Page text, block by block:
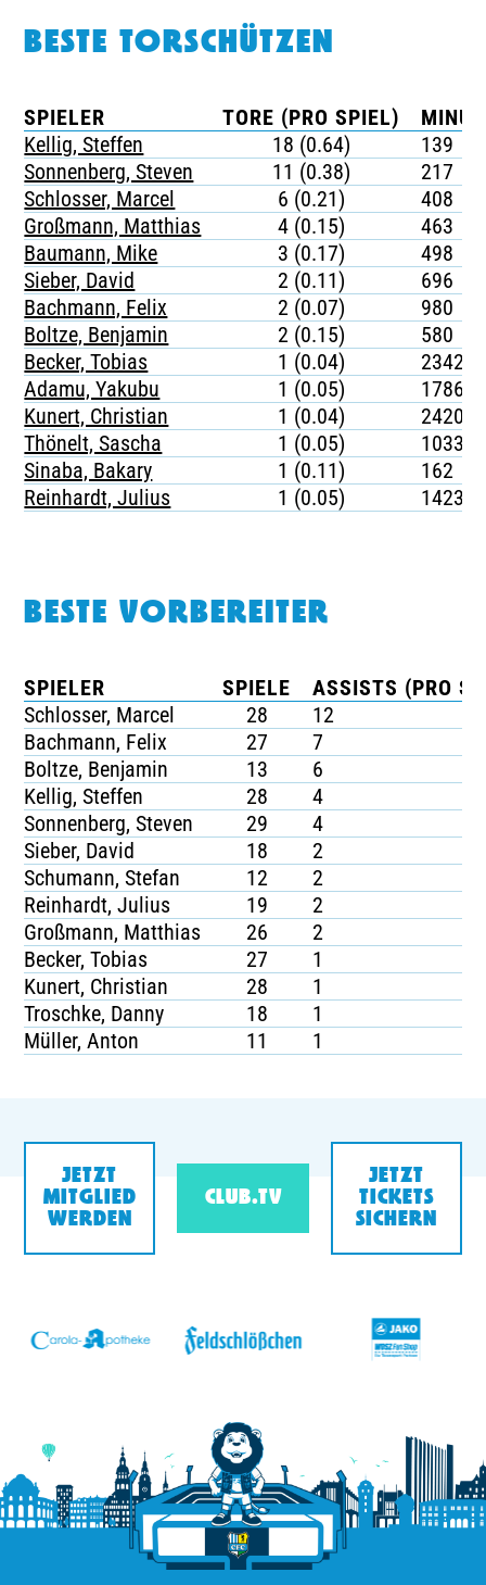
BESTE TORSCHÜTZEN
SPIELER TORE (PRO SPIEL)
Kellig, Steffen
18 (0.64)
139
Sonnenberg, Steven
11 (0.38)
217
Schlosser, Marcel
6 (0.21)
408
Großmann, Matthias
4 (0.15)
463
Baumann, Mike
3 (0.17)
498
Sieber, David
2 (0.11)
696
Bachmann, Felix
2 (0.07)
980
Boltze, Benjamin
2 (0.15)
580
Becker, Tobias
1 (0.04)
2342
Adamu, Yakubu
1 (0.05)
1786
Kunert, Christian
1 (0.04)
2420
Thönelt, Sascha
1 (0.05)
1033
Sinaba, Bakary
1 (0.11)
162
Reinhardt, Julius
1 (0.05) 1423
BESTE VORBEREITER
SPIELER SPIELE
ASSISTS (PRO
Schlosser, Marcel
28
12
Bachmann, Felix
27
7
Boltze, Benjamin
13
6
Kellig, Steffen
28
4
Sonnenberg, Steven
29
4
Sieber, David
18
2
Schumann, Stefan
12
2
Reinhardt, Julius
19
2
Großmann, Matthias
26
2
Becker, Tobias
27
1
Kunert, Christian
28
1
Troschke, Danny
18
1
Müller, Anton
11 1
JETZT
MITGLIED
WERDEN
CLUB.TV
JETZT
TICKETS
SICHERN